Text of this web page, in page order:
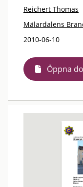
Reichert Thomas
Mälardalens
2010-06-10
Öppna